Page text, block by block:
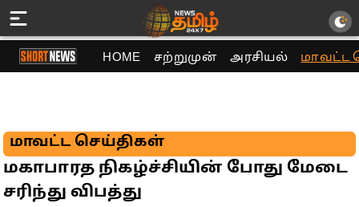
HOME சற்றுமுன் அரசியல் மாவட்ட
மாவட்ட செய்திகள்
மகாபாரத நிகழ்ச்சியின் போது மேடை
சரிந்து விபத்து